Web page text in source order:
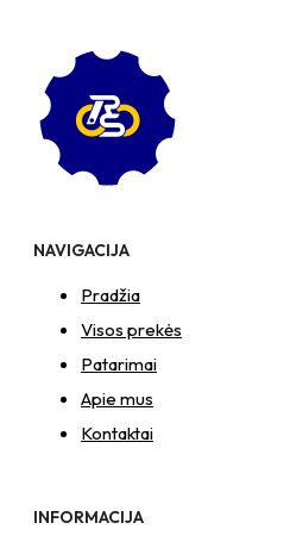
NAVIGACIJA
Pradžia
Visos prekės
Patarimai
Apie mus
Kontaktai
INFORMACIJA